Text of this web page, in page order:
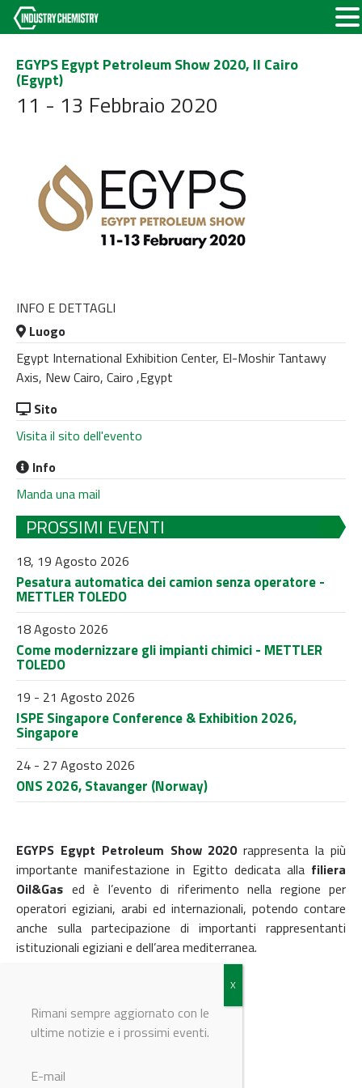
EGYPS Egypt Petroleum Show 2020, Il Cairo
(Egypt)
11 - 13 Febbraio 2020
INFO E DETTAGLI
Luogo
Egypt International Exhibition Center, El-Moshir Tantawy
Axis, New Cairo, Cairo ,Egypt
Sito
Visita il sito dell'evento
Info
Manda una mail
PROSSIMI EVENTI
18, 19 Agosto 2026
Pesatura automatica dei camion senza operatore -
METTLER TOLEDO
18 Agosto 2026
Come modernizzare gli impianti chimici - METTLER
TOLEDO
19 - 21 Agosto 2026
ISPE Singapore Conference & Exhibition 2026,
Singapore
24 - 27 Agosto 2026
ONS 2026, Stavanger (Norway)
EGYPS Egypt Petroleum Show 2020rappresenta la più
importante manifestazione in Egitto dedicata alla filiera
Oil&Gas ed è l’evento di riferimento nella regione per
operatori egiziani, arabi ed internazionali, potendo contare
anche sulla partecipazione di importanti rappresentanti
istituzionali egiziani e dell’area mediterranea.
© Riproduzione riservata
Rimani sempre aggiornato con le
ultime notizie e i prossimi eventi.
E-mail